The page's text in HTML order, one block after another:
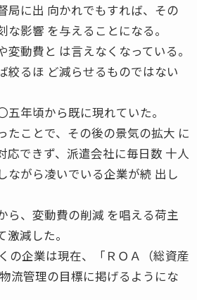
局に出 向かれでもすれば、その
影響 を与えることになる。
動費と は言えなくなっている。
絞るほ ど減らせるものではない
五年頃から既に現れていた。
たことで、その後の景気の拡大 に
応できず、派遣会社に毎日数 十人
ながら凌いでいる企業が続 出し
ら、変動費の削減 を唱える荷主
減した。
の企業は現在、「ＲＯＡ（総資産
流管理の目標に掲げるようにな